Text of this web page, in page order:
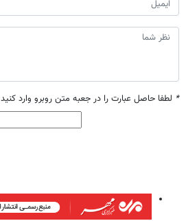
* لطفا حاصل عبارت را در جعبه متن روبرو وارد کنید